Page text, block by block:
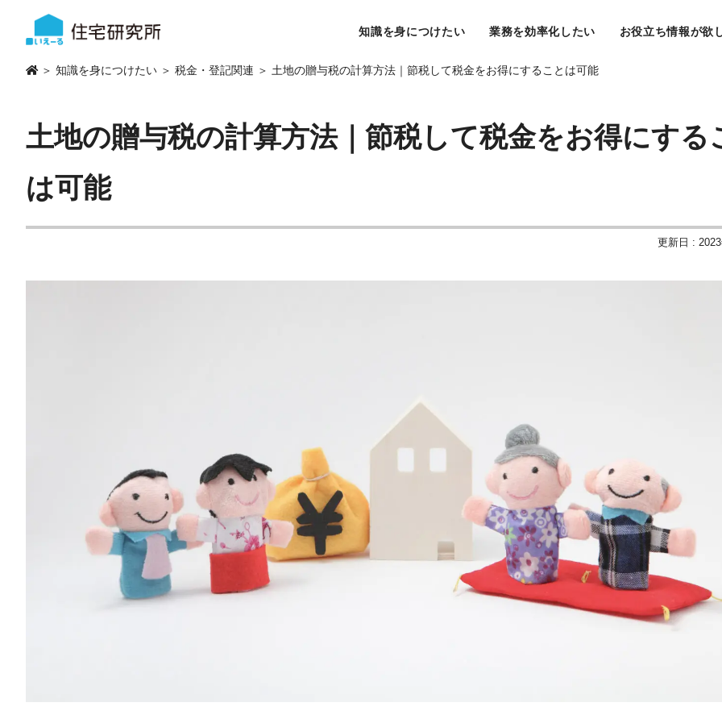
知識を身につけたい 業務を効率化したい お役立ち情報が欲
＞ 知識を身につけたい ＞ 税金・登記関連 ＞ 土地の贈与税の計算方法｜節税して税金をお得にすることは可能
土地の贈与税の計算方法｜節税して税金をお得にする
は可能
更新日 :